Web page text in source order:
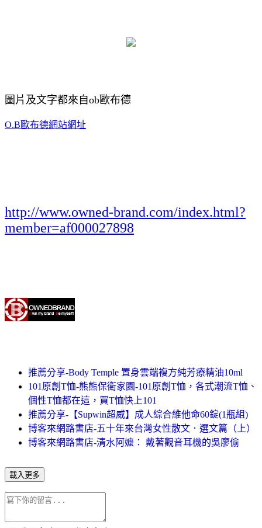
圖片及文字都來自ob歐布德
O.B歐布德網站網址
http://www.owned-brand.com/index.html?
member=af000027898
推薦分享-Body Temple 置身雲端複方純芳療精油10ml
101原創T恤-熊熊保衛家園-101原創T恤，各式潮流T恤、
個性T恤都在這，買T恤快上101
推薦分享-【Supwin超威】成人綜合維他命60錠(1瓶組)
博客來網路書店-五十年來台灣女性散文．選文篇（上）
博客來網路書店-清水阿嬤： 戴著觀音耳機的吳廖偷
載入更多